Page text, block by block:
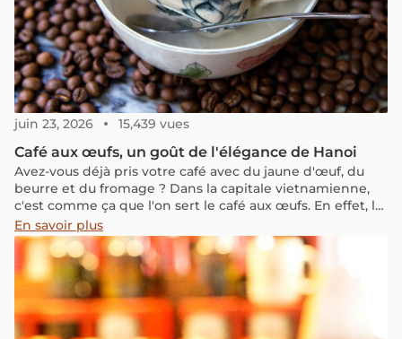
juin 23, 2026 15,439 vues
Café aux œufs, un goût de l'élégance de Hanoi
Avez-vous déjà pris votre café avec du jaune d'œuf, du
beurre et du fromage ? Dans la capitale vietnamienne,
c'est comme ça que l'on sert le café aux œufs. En effet, le
Vietnam n’est pas seulement célèbre pour ses grains de
café qualitatifs mais aussi pour la façon de le déguster.
En savoir plus